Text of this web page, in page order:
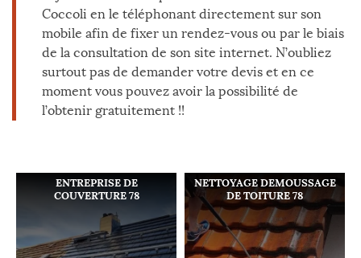
Coccoli en le téléphonant directement sur son
mobile afin de fixer un rendez-vous ou par le biais
de la consultation de son site internet. N’oubliez
surtout pas de demander votre devis et en ce
moment vous pouvez avoir la possibilité de
l’obtenir gratuitement !!
ENTREPRISE DE
COUVERTURE 78
NETTOYAGE DEMOUSSAGE
DE TOITURE 78